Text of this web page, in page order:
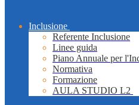
Inclusione
Referente Inclusione
Linee guida
Piano Annuale per
Normativa
Formazione
AULA STUDIO L2